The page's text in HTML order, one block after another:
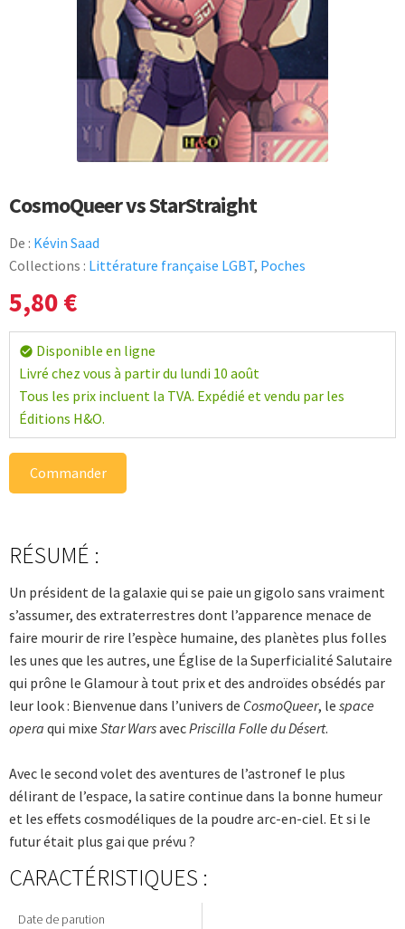
CosmoQueer vs StarStraight
De : Kévin Saad
Collections : Littérature française LGBT, Poches
5,80€
check_circle Disponible en ligne
Livré chez vous à partir du lundi 10 août
Tous les prix incluent la TVA. Expédié et vendu par les
Éditions H&O.
Commander
RÉSUMÉ :
Un président de la galaxie qui se paie un gigolo sans vraiment
s’assumer, des extraterrestres dont l’apparence menace de
faire mourir de rire l’espèce humaine, des planètes plus folles
les unes que les autres, une Église de la Superficialité Salutaire
qui prône le Glamour à tout prix et des androïdes obsédés par
leur look : Bienvenue dans l’univers de CosmoQueer, le space
opera qui mixe Star WarsavecPriscilla Folle du Désert.
Avec le second volet des aventures de l’astronef le plus
délirant de l’espace, la satire continue dans la bonne humeur
et les effets cosmodéliques de la poudre arc-en-ciel. Et si le
futur était plus gai que prévu ?
CARACTÉRISTIQUES :
Date de parution